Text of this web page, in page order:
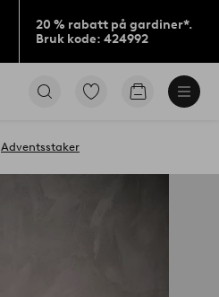
20 % rabatt på gardiner*.
Bruk kode: 424992
Gå
Gå
Adventsstaker